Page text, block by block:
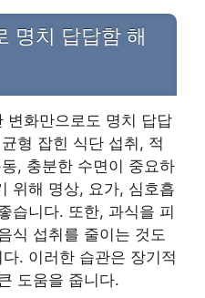
명치 답답함 해
변화만으로도 명치 답답
형 잡힌 식단 섭취, 적
, 충분한 수면이 중요하
위해 명상, 요가, 심호흡
습니다. 또한, 과식을 피
식 섭취를 줄이는 것도
. 이러한 습관은 장기적
도움을 줍니다.